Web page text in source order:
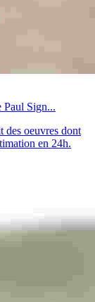
Paul Sign...
des oeuvres dont
en 24h.